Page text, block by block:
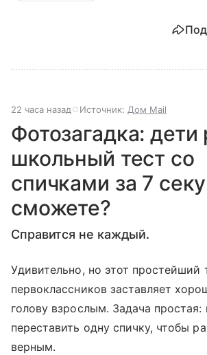
22 часа назад Источник: Дом Mail
Фотозагадка:
школьный тест со
спичками за 7
сможете?
Справится не каждый.
Удивительно, но этот простейший
первоклассников заставляет
голову взрослым. Задача простая:
переставить одну спичку, чтобы
верным.